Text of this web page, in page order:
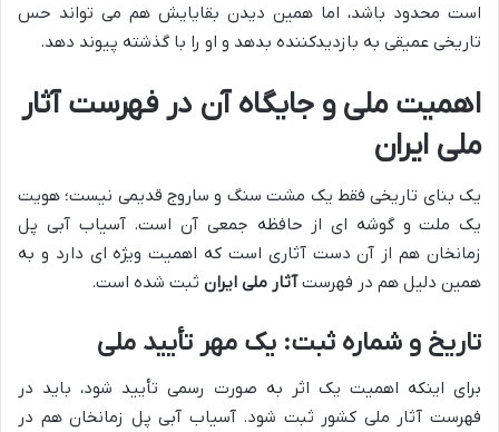
است محدود باشد، اما همین دیدن بقایایش هم می تواند حس
تاریخی عمیقی به بازدیدکننده بدهد و او را با گذشته پیوند دهد.
اهمیت ملی و جایگاه آن در فهرست آثار
ملی ایران
یک بنای تاریخی فقط یک مشت سنگ و ساروج قدیمی نیست؛ هویت
یک ملت و گوشه ای از حافظه جمعی آن است. آسیاب آبی پل
زمانخان هم از آن دست آثاری است که اهمیت ویژه ای دارد و به
همین دلیل هم در فهرستآثار ملی ایران ثبت شده است.
تاریخ و شماره ثبت: یک مهر تأیید ملی
برای اینکه اهمیت یک اثر به صورت رسمی تأیید شود، باید در
فهرست آثار ملی کشور ثبت شود. آسیاب آبی پل زمانخان هم در